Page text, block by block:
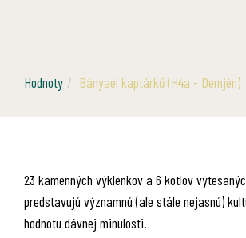
Hodnoty Bányaél kaptárkő (H4a - Demjén)
23 kamenných výklenkov a 6 kotlov
predstavujú významnú (ale stále nejasnú)
hodnotu dávnej minulosti.